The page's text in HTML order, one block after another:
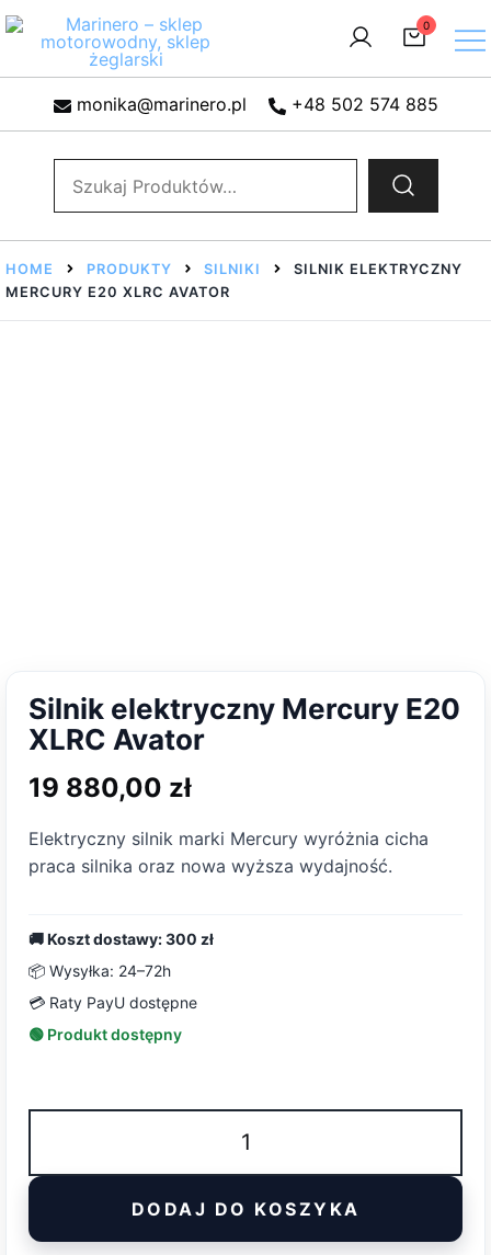
Przejdź
Marinero – sklep motorowodny, sklep żeglarski
wyposażenie łodzi motorowych, elektronika morska
0
monika@marinero.pl +48 502 574 885
HOME PRODUKTY SILNIKI
SILNIK ELEKTRYCZNY
MERCURY E20 XLRC AVATOR
Silnik elektryczny Mercury E20
XLRC Avator
19 880,00 zł
Elektryczny silnik marki Mercury wyróżnia cicha
praca silnika oraz nowa wyższa wydajność.
🚚 Koszt dostawy: 300 zł
📦 Wysyłka: 24–72h
💳 Raty PayU dostępne
🟢 Produkt dostępny
Silnik
Mercury
E20
DODAJ DO KOSZYKA